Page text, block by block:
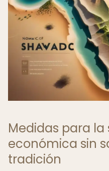
Medidas para
económica sin
tradición